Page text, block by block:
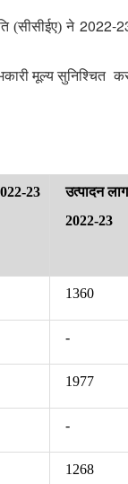
(सीसीईए) ने 2022-
मूल्य सुनिश्चित
23 उत्‍पादन
2022-23
1360
-
1977
-
1268